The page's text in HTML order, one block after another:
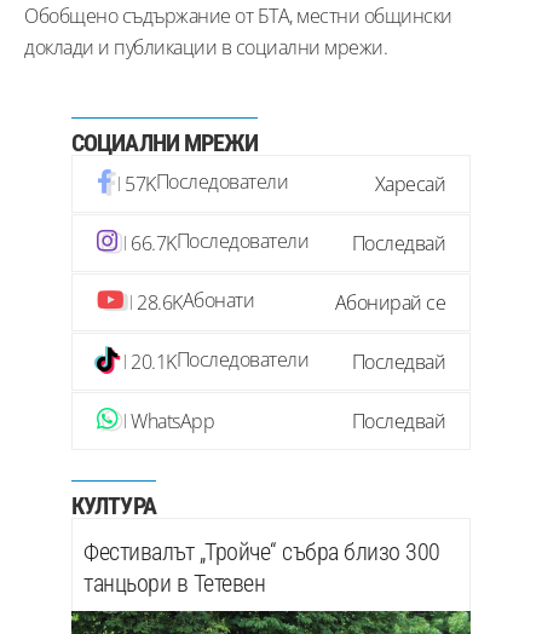
Обобщено съдържание от БТА, местни общински
доклади и публикации в социални мрежи.
СОЦИАЛНИ МРЕЖИ
57KПоследователи Харесай
66.7KПоследователи Последвай
28.6KАбонати Абонирай се
20.1KПоследователи Последвай
WhatsApp Последвай
КУЛТУРА
Фестивалът „Тройче“ събра близо 300
танцьори в Тетевен